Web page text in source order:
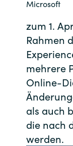
Microsoft
zum 1.
Rahmen
mehrere
Online-
als auch
die nach
werden.